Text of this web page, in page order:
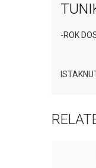
-ROK